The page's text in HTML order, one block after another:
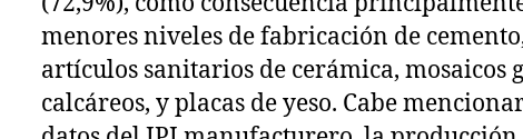
menores niveles de fabricación de
artículos sanitarios de cerámica, mosaicos
calcáreos, y placas de yeso. Cabe